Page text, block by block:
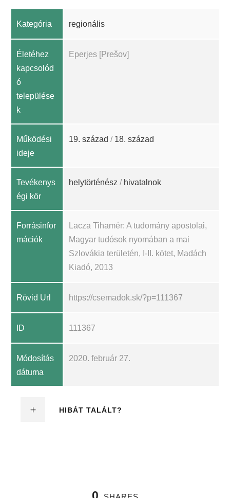
Kategória regionális
Életéhez
kapcsolód
ó
települése
k
Eperjes [Prešov]
Működési
ideje
19. század / 18. század
Tevékenys
égi kör
helytörténész / hivatalnok
Forrásinfor
mációk
Lacza Tihamér: A tudomány apostolai,
Magyar tudósok nyomában a mai
Szlovákia területén, I-II. kötet, Madách
Kiadó, 2013
Rövid Url https://csemadok.sk/?p=111367
ID 111367
Módosítás
dátuma
2020. február 27.
HIBÁT TALÁLT?
0